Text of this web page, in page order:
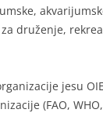
druženje,
jesu
(FAO,